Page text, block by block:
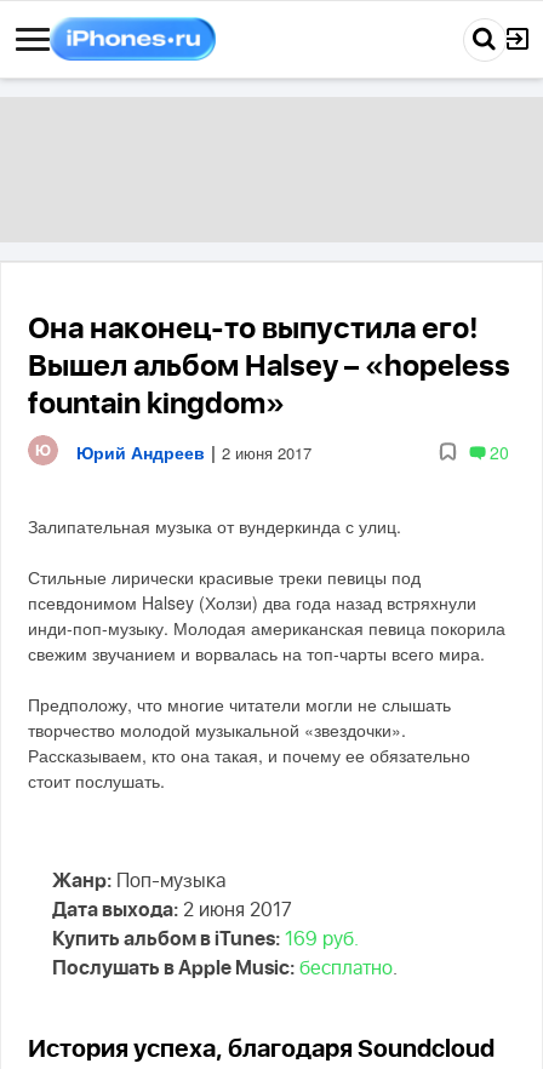
Она наконец-то выпустила его!
Вышел альбом Halsey – «hopeless
fountain kingdom»
Юрий Андреев | 2 июня 2017 20
Залипательная музыка от вундеркинда с улиц.
Стильные лирически красивые треки певицы под
псевдонимом Halsey (Холзи) два года назад встряхнули
инди-поп-музыку. Молодая американская певица покорила
свежим звучанием и ворвалась на топ-чарты всего мира.
Предположу, что многие читатели могли не слышать
творчество молодой музыкальной «звездочки».
Рассказываем, кто она такая, и почему ее обязательно
стоит послушать.
Жанр: Поп-музыка
Дата выхода: 2 июня 2017
Купить альбом в iTunes: 169 руб.
Послушать в Apple Music: бесплатно
История успеха, благодаря Soundcloud